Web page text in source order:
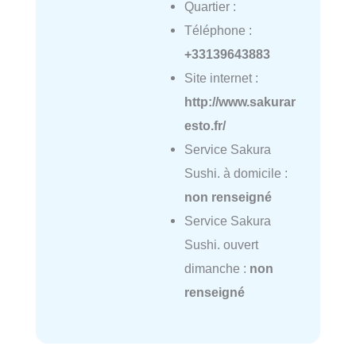
Quartier :
Téléphone :
+33139643883
Site internet :
http://www.sakurar
esto.fr/
Service Sakura
Sushi. à domicile :
non renseigné
Service Sakura
Sushi. ouvert
dimanche : non
renseigné